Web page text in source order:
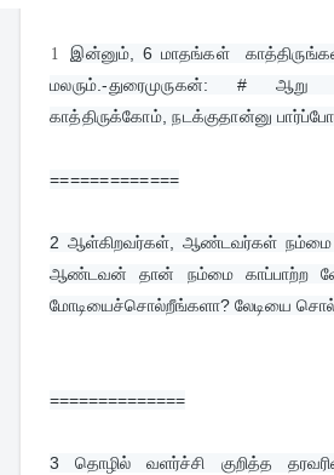
1இன்னும், 6 மாதங்கள்
மலரும்.-துரைமுருகன்: # ஆறு
காத்திருக்கோம், நடக்குதான்னு
=============
2 ஆள்கிறவர்கள், ஆண்டவர்கள் நம்மை
ஆண்டவன் தான் நம்மை காப்பாற்ற
மோடியைச்சொல்றீங்களா? லேடியை
==============
3 தொழில் வளர்ச்சி குறித்த